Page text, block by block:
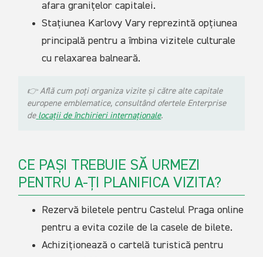
afara granițelor capitalei.
Stațiunea Karlovy Vary reprezintă opțiunea
principală pentru a îmbina vizitele culturale
cu relaxarea balneară.
👉Află cum poți organiza vizite și către alte capitale
europene emblematice, consultând ofertele Enterprise
de locații de închirieri internaționale.
CE PAȘI TREBUIE SĂ URMEZI
PENTRU A-ȚI PLANIFICA VIZITA?
Rezervă biletele pentru Castelul Praga online
pentru a evita cozile de la casele de bilete.
Achiziționează o cartelă turistică pentru